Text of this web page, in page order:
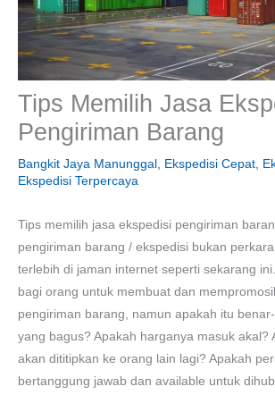
Tips Memilih Jasa
Pengiriman Barang
Bangkit Jaya Manunggal Ekspedisi Cepat
Ekspedisi Terpercaya
Tips memilih jasa ekspedisi pengiriman
pengiriman barang / ekspedisi bukan perkara
terlebih di jaman internet seperti sekarang
bagi orang untuk membuat dan
pengiriman barang, namun apakah itu
yang bagus? Apakah harganya masuk akal?
akan dititipkan ke orang lain lagi? Apakah
bertanggung jawab dan available untuk